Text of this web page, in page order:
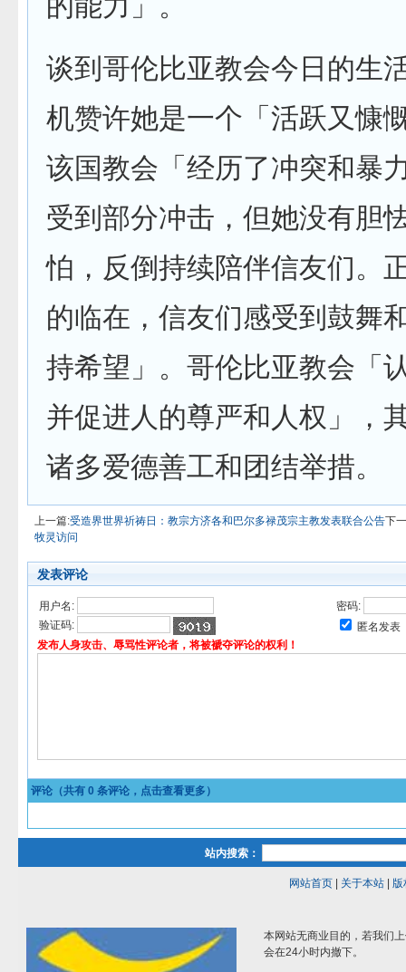
谈到哥伦比亚教会今日的生
机赞许她是一个「活跃又慷
该国教会「经历了冲突和暴
受到部分冲击，但她没有胆
怕，反倒持续陪伴信友们。
的临在，信友们感受到鼓舞
持希望」。哥伦比亚教会「
并促进人的尊严和人权」，
诸多爱德善工和团结举措。
上一篇:受造界世界祈祷日：教宗方济各和巴尔多禄茂宗主教发表联合公告下
牧灵访问
发表评论
用户名:
密码:
验证码:
匿名发表
发布人身攻击、辱骂性评论者，将被褫夺评论的权利！
评论（共有 0 条评论，点击查看更多）
站内搜索：
网站首页| 关于本站| 版
本网站无商业目的，若我们
会在24小时内撤下。